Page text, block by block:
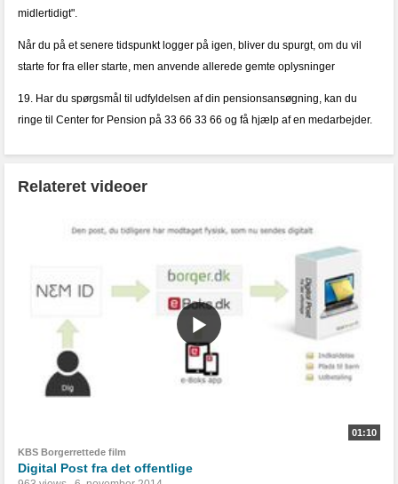
midlertidigt".
Når du på et senere tidspunkt logger på igen, bliver du spurgt, om du vil
starte for fra eller starte, men anvende allerede gemte oplysninger
19. Har du spørgsmål til udfyldelsen af din pensionsansøgning, kan du
ringe til Center for Pension på 33 66 33 66 og få hjælp af en medarbejder.
Relateret videoer
01:10
KBS Borgerrettede film
Digital Post fra det offentlige